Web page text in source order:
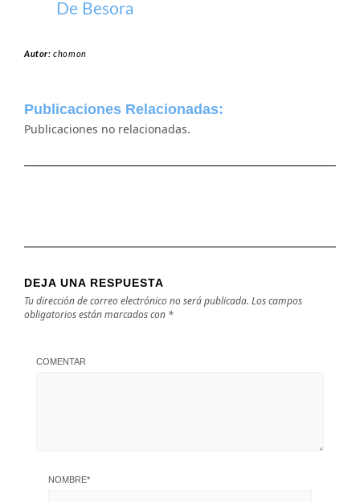
De Besora
Autor:chomon
Publicaciones Relacionadas:
Publicaciones no relacionadas.
DEJA UNA RESPUESTA
Tu dirección de correo electrónico no será publicada. Los campos
obligatorios están marcados con *
COMENTAR
NOMBRE*